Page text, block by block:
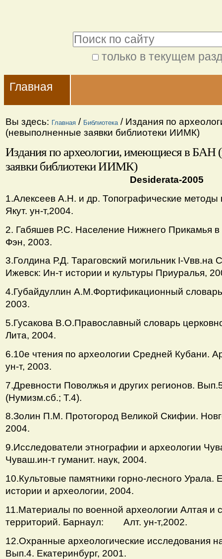
содержимому.
Перейти
навигации
только в текущем
поиск
Navigation
Главная
Вы здесь: Главная / Библиотека / Издания по
(невыполненные заявки библиотеки ИИМК)
Издания по археологии, имеющиеся в БАН
заявки библиотеки ИИМК)
Desiderata-2005
1.Алексеев А.Н. и др. Топографические методы
Якут. ун-т,2004.
2. Габяшев Р.С. Население Нижнего Прикамья в
Фэн, 2003.
3.Голдина Р.Д. Тараговский могильник I-Vвв.на
Ижевск: Ин-т истории и культуры Приуралья,
4.Губайдуллин А.М.Фортификационный
2003.
5.Гусакова В.О.Православный словарь
Лита, 2004.
6.10е чтения по археологии Средней Кубани.
ун-т, 2003.
7.Древности Поволжья и других регионов.
(Нумизм.сб.; Т.4).
8.Золин П.М. Протогород Великой Скифии.
2004.
9.Исследователи этнографии и археологии
Чуваш.ин-т гуманит. наук, 2004.
10.Культовые памятники горно-лесного Урала.
истории и археологии, 2004.
11.Материалы по военной археологии Алтая и
территорий. Барнаул: Алт. ун-т,2002.
12.Охранные археологические исследования
Вып.4. Екатеринбург, 2001.